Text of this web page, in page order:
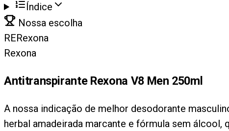
Índice
Nossa escolha
RERexona
Rexona
Antitranspirante Rexona V8 Men 250ml
A nossa indicação de melhor desodorante
herbal amadeirada marcante e fórmula sem